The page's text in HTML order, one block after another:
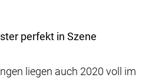
perfekt in Szene
liegen auch 2020 voll im